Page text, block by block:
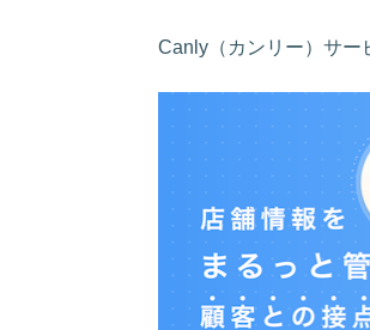
Canly（カンリー）サー